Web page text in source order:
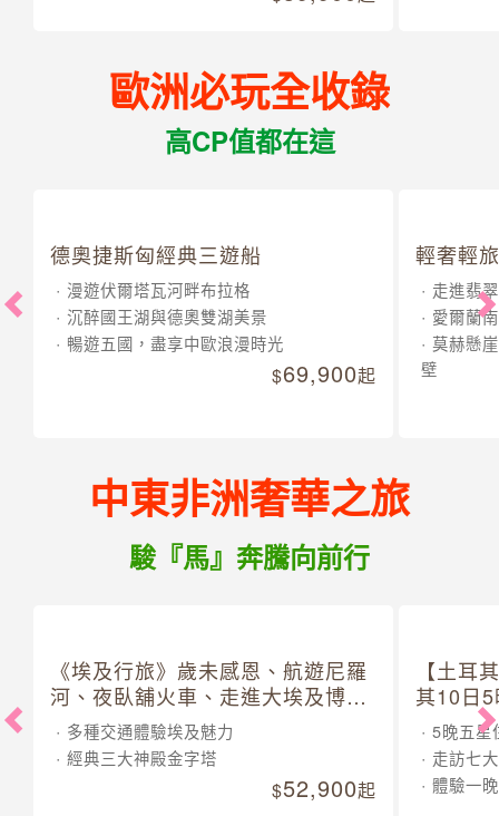
歐洲必玩全收錄
高CP值都在這
德奧捷斯匈經典三遊船
漫遊伏爾塔瓦河畔布拉格
沉醉國王湖與德奧雙湖美景
暢遊五國，盡享中歐浪漫時光
69,900起
輕奢輕
走進翡
愛爾蘭
莫赫懸
壁
中東非洲奢華之旅
駿『馬』奔騰向前行
《埃及行旅》歲未感恩、航遊尼羅
河、夜臥舖火車、走進大埃及博物
館 10 日
多種交通體驗埃及魅力
經典三大神殿金字塔
52,900起
【土耳
其10日
5晚五星
走訪七
體驗一